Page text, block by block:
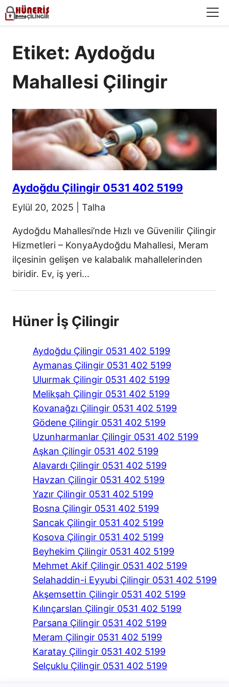
Etiket: Aydoğdu
Mahallesi Çilingir
Aydoğdu Çilingir 0531 402 5199
Eylül 20, 2025 Talha
Aydoğdu Mahallesi’nde Hızlı ve Güvenilir Çilingir
Hizmetleri – KonyaAydoğdu Mahallesi, Meram
ilçesinin gelişen ve kalabalık mahallelerinden
biridir. Ev, iş yeri...
Hüner İş Çilingir
Aydoğdu Çilingir 0531 402 5199
Aymanas Çilingir 0531 402 5199
Uluırmak Çilingir 0531 402 5199
Melikşah Çilingir 0531 402 5199
Kovanağzı Çilingir 0531 402 5199
Gödene Çilingir 0531 402 5199
Uzunharmanlar Çilingir 0531 402 5199
Aşkan Çilingir 0531 402 5199
Alavardı Çilingir 0531 402 5199
Havzan Çilingir 0531 402 5199
Yazır Çilingir 0531 402 5199
Bosna Çilingir 0531 402 5199
Sancak Çilingir 0531 402 5199
Kosova Çilingir 0531 402 5199
Beyhekim Çilingir 0531 402 5199
Mehmet Akif Çilingir 0531 402 5199
Selahaddin-i Eyyubi Çilingir 0531 402 5199
Akşemsettin Çilingir 0531 402 5199
Kılınçarslan Çilingir 0531 402 5199
Parsana Çilingir 0531 402 5199
Meram Çilingir 0531 402 5199
Karatay Çilingir 0531 402 5199
Selçuklu Çilingir 0531 402 5199